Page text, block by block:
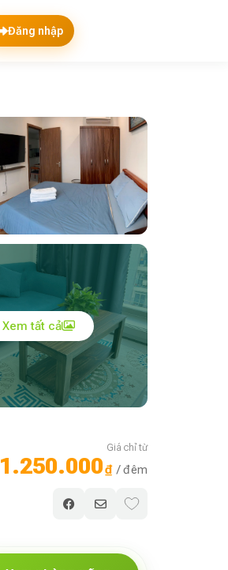
Đăng nhập
Xem tất cả
Giá chỉ từ
1.250.000₫ / đêm